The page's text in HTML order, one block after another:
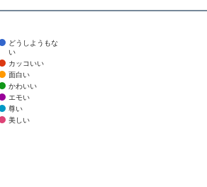
どうしようもな
い
カッコいい
面白い
かわいい
エモい
尊い
美しい